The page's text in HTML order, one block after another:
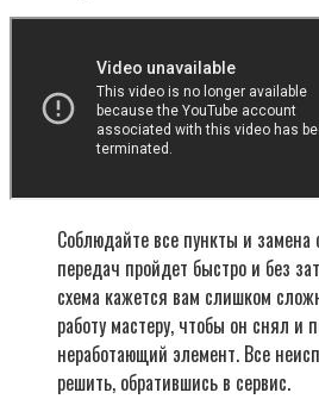
Соблюдайте все пункты и замена
передач пройдет быстро и без
схема кажется вам слишком
работу мастеру, чтобы он снял и
неработающий элемент. Все
решить, обратившись в сервис.